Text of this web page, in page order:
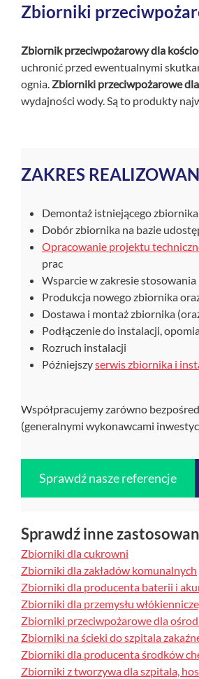
Zbiorniki
Zbiornik przeciwpożarowy dla
uchronić przed ewentualnymi
ognia. Zbiorniki przeciwpożarowe dla
wydajności wody. Są to produkty
ZAKRES
Demontaż istniejącego
Dobór zbiornika na bazie
Opracowanie projektu
prac
Wsparcie w zakresie
Produkcja nowego zbiornika
Dostawa i montaż zbiornika
Podłączenie do instalacji,
Rozruch instalacji
Późniejszyserwis zbiornika i
Współpracujemy zarówno
(generalnymi wykonawcami
Sprawdź nasze referencje
Sprawdź inne
Zbiorniki dla cukrowni
Zbiorniki dla zakładów komunalnych
Zbiorniki dla producenta baterii i
Zbiorniki dla przemysłu
Zbiorniki przeciwpożarowe dla
Zbiorniki na ścieki do szpitala
Zbiorniki dla producenta środków
Zbiorniki z tworzywa dla szpitala,